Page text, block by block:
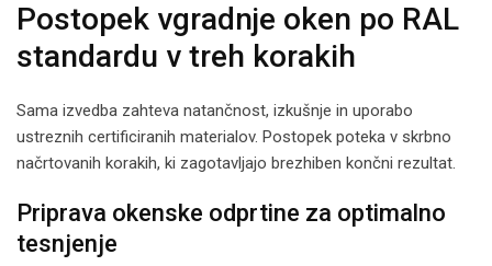
Postopek vgradnje oken po RAL
standardu v treh korakih
Sama izvedba zahteva natančnost, izkušnje in uporabo
ustreznih certificiranih materialov. Postopek poteka v skrbno
načrtovanih korakih, ki zagotavljajo brezhiben končni rezultat.
Priprava okenske odprtine za optimalno
tesnjenje